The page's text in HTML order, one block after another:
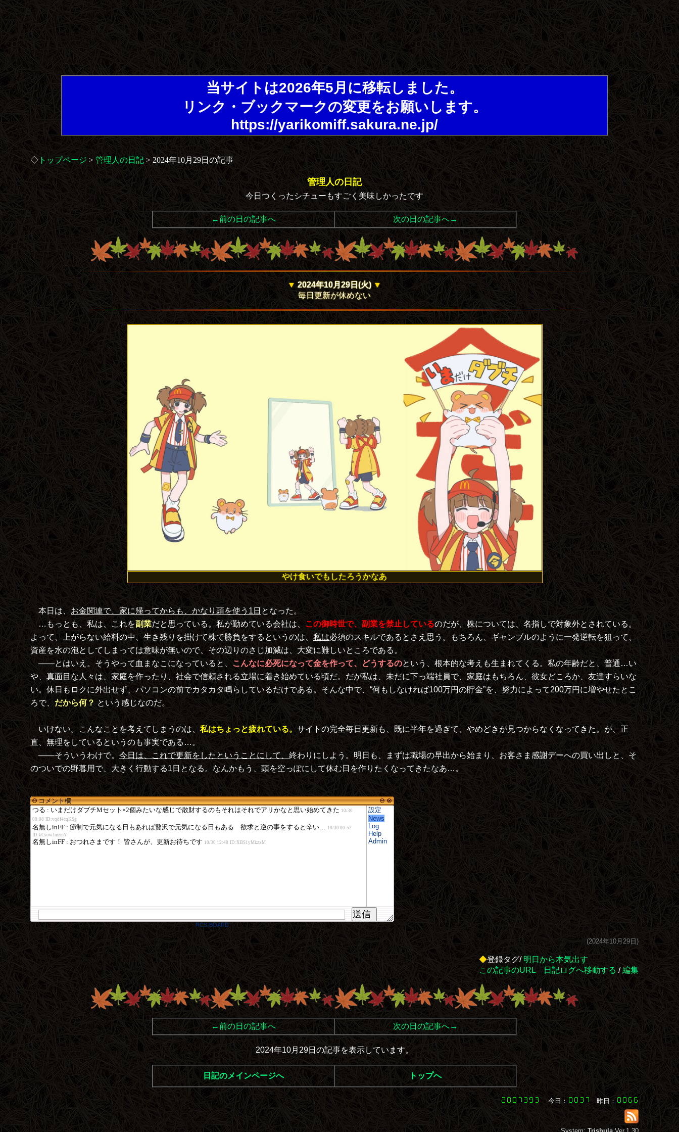
当サイトは2026年5月に移転しました。
リンク・ブックマークの変更をお願いします。
https://yarikomiff.sakura.ne.jp/
◇ トップページ > 管理人の日記 > 2024年10月29日の記事
管理人の日記
今日つくったシチューもすごく美味しかったです
←前の日の記事へ 次の日の記事へ→
▼ 2024年10月29日(火) ▼
毎日更新が休めない
やけ食いでもしたろうかなあ
本日は、 お金関連で、家に帰ってからも、かなり頭を使う1日 となった。
…もっとも、私は、これを副業だと思っている。私が勤めている会社は、 この御時世で、副業を禁止しているのだが、株については、名指しで対象外とされている。
よって、上がらない給料の中、生き残りを掛けて株で勝負をするというのは、 私は必須のスキルであるとさえ思う。もちろん、ギャンブルのように一発逆転を狙って、
資産を水の泡としてしまっては意味が無いので、その辺りのさじ加減は、大変に難しいところである。
――とはいえ。そうやって血まなこになっていると、こんなに必死になって金を作って、どうするのという、根本的な考えも生まれてくる。私の年齢だと、普通…い
や、 真面目な 人々は、家庭を作ったり、社会で信頼される立場に着き始めている頃だ。だが私は、未だに下っ端社員で、家庭はもちろん、彼女どころか、友達すらいな
い。休日もロクに外出せず、パソコンの前でカタカタ鳴らしているだけである。そんな中で、“何もしなければ100万円の貯金”を、努力によって200万円に増やせたとこ
ろで、 だから何？ という感じなのだ。
いけない。こんなことを考えてしまうのは、 私はちょっと疲れている。 サイトの完全毎日更新も、既に半年を過ぎて、やめどきが見つからなくなってきた。が、正
直、無理をしているというのも事実である…。
――そういうわけで。 今日は、これで更新をしたということにして、 終わりにしよう。明日も、まずは職場の早出から始まり、お客さま感謝デーへの買い出しと、そ
のついでの野暮用で、大きく行動する1日となる。なんかもう、頭を空っぽにして休む日を作りたくなってきたなあ…。
コメント欄
設定
News
Log
Help
Admin
送信
RCS-BOARD
(2024年10月29日)
◆登録タグ/ 明日から本気出す
この記事のURL
日記ログへ移動する /編集
←前の日の記事へ 次の日の記事へ→
2024年10月29日の記事を表示しています。
日記のメインページへ トップへ
今日： 昨日：